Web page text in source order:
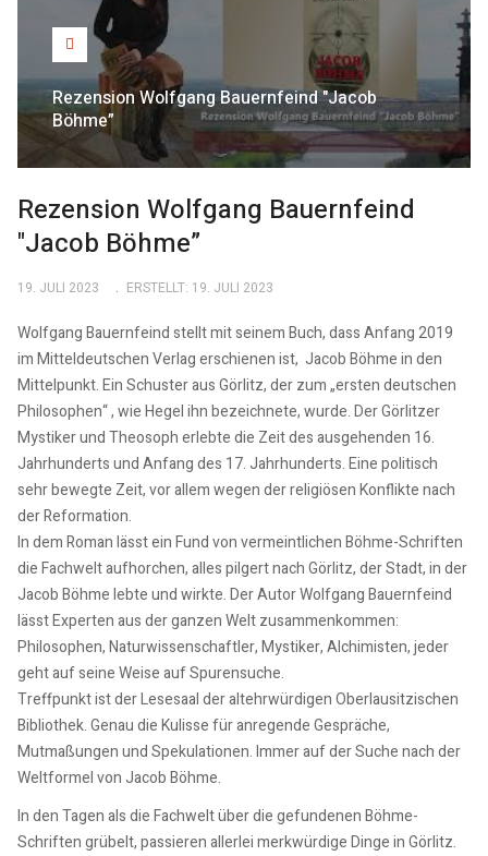
Rezension Wolfgang Bauernfeind "Jacob
Böhme”
Rezension Wolfgang Bauernfeind
"Jacob Böhme”
19. JULI 2023 ERSTELLT: 19. JULI 2023
Wolfgang Bauernfeind stellt mit seinem Buch, dass Anfang 2019
im Mitteldeutschen Verlag erschienen ist, Jacob Böhme in den
Mittelpunkt. Ein Schuster aus Görlitz, der zum „ersten deutschen
Philosophen“ , wie Hegel ihn bezeichnete, wurde. Der Görlitzer
Mystiker und Theosoph erlebte die Zeit des ausgehenden 16.
Jahrhunderts und Anfang des 17. Jahrhunderts. Eine politisch
sehr bewegte Zeit, vor allem wegen der religiösen Konflikte nach
der Reformation.
In dem Roman lässt ein Fund von vermeintlichen Böhme-Schriften
die Fachwelt aufhorchen, alles pilgert nach Görlitz, der Stadt, in der
Jacob Böhme lebte und wirkte. Der Autor Wolfgang Bauernfeind
lässt Experten aus der ganzen Welt zusammenkommen:
Philosophen, Naturwissenschaftler, Mystiker, Alchimisten, jeder
geht auf seine Weise auf Spurensuche.
Treffpunkt ist der Lesesaal der altehrwürdigen Oberlausitzischen
Bibliothek. Genau die Kulisse für anregende Gespräche,
Mutmaßungen und Spekulationen. Immer auf der Suche nach der
Weltformel von Jacob Böhme.
In den Tagen als die Fachwelt über die gefundenen Böhme-
Schriften grübelt, passieren allerlei merkwürdige Dinge in Görlitz.